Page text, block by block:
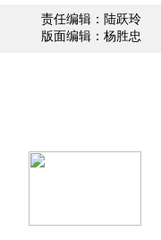
责任编辑：陆跃玲
版面编辑：杨胜忠